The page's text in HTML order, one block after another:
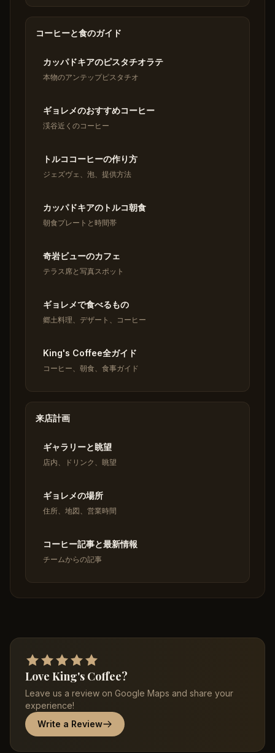
コーヒーと食のガイド
カッパドキアのピスタチオラテ
本物のアンテップピスタチオ
ギョレメのおすすめコーヒー
渓谷近くのコーヒー
トルココーヒーの作り方
ジェズヴェ、泡、提供方法
カッパドキアのトルコ朝食
朝食プレートと時間帯
奇岩ビューのカフェ
テラス席と写真スポット
ギョレメで食べるもの
郷土料理、デザート、コーヒー
King's Coffee全ガイド
コーヒー、朝食、食事ガイド
来店計画
ギャラリーと眺望
店内、ドリンク、眺望
ギョレメの場所
住所、地図、営業時間
コーヒー記事と最新情報
チームからの記事
Love King's Coffee?
Leave us a review on Google Maps and share your
experience!
Write a Review